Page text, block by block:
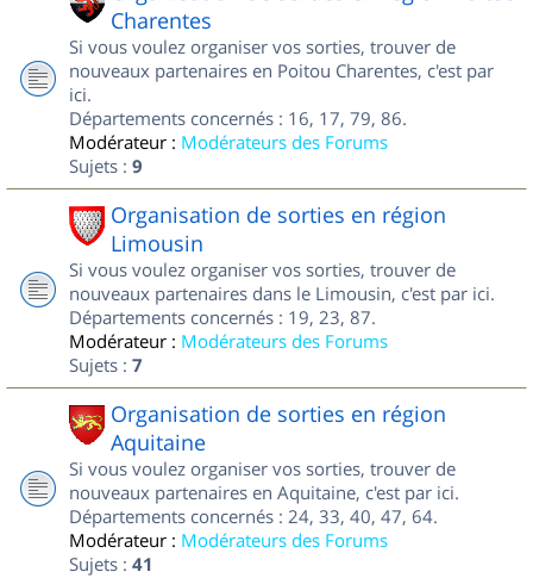
Charentes
Si vous voulez organiser vos sorties, trouver de
nouveaux partenaires en Poitou Charentes, c'est par
ici.
Départements concernés : 16, 17, 79, 86.
Modérateur : Modérateurs des Forums
Sujets : 9
Organisation de sorties en région
Limousin
Si vous voulez organiser vos sorties, trouver de
nouveaux partenaires dans le Limousin, c'est par ici.
Départements concernés : 19, 23, 87.
Modérateur : Modérateurs des Forums
Sujets : 7
Organisation de sorties en région
Aquitaine
Si vous voulez organiser vos sorties, trouver de
nouveaux partenaires en Aquitaine, c'est par ici.
Départements concernés : 24, 33, 40, 47, 64.
Modérateur : Modérateurs des Forums
Sujets : 41